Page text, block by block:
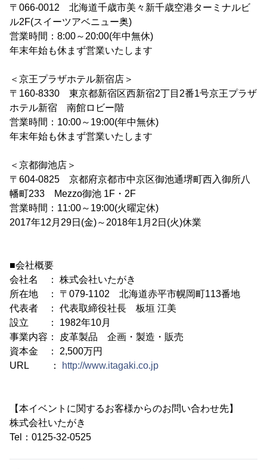
〒066-0012 北海道千歳市美々新千歳空港ターミナルビ
ル2F(スイーツアベニュー奥)
営業時間：8:00～20:00(年中無休)
年末年始も休まず営業いたします
＜京王プラザホテル新宿店＞
〒160-8330 東京都新宿区西新宿2丁目2番1号京王プラザ
ホテル新宿 南館ロビー階
営業時間：10:00～19:00(年中無休)
年末年始も休まず営業いたします
＜京都御池店＞
〒604-0825 京都府京都市中京区御池通堺町西入御所八
幡町233 Mezzo御池 1F・2F
営業時間：11:00～19:00(火曜定休)
2017年12月29日(金)～2018年1月2日(火)休業
■会社概要
会社名 ： 株式会社いたがき
所在地 ： 〒079-1102 北海道赤平市幌岡町113番地
代表者 ： 代表取締役社長 板垣 江美
設立 ： 1982年10月
事業内容： 皮革製品 企画・製造・販売
資本金 ： 2,500万円
URL ：
http://www.itagaki.co.jp
【本イベントに関するお客様からのお問い合わせ先】
株式会社いたがき
Tel：0125-32-0525